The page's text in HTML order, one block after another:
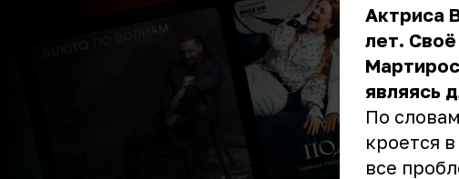
Актриса
лет.
являясь
По
кроется
все